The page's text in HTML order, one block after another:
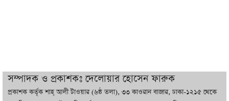
সম্পাদক ও প্রকাশকঃ দেলোয়ার হোসেন ফারুক
প্রকাশক কর্তৃক শাহ্ আলী টাওয়ার (৬ষ্ঠ তলা), ৩৩ কাওরান বাজার, ঢাকা-১২১৫ থেকে